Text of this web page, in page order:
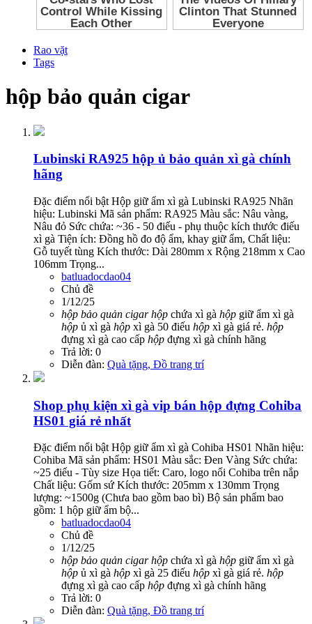
Rao vặt
Tags
hộp bảo quản cigar
Lubinski RA925 hộp ủ bảo quản xì gà chính
hãng
Đặc điểm nổi bật Hộp giữ ẩm xì gà Lubinski RA925 Nhãn
hiệu: Lubinski Mã sản phẩm: RA925 Màu sắc: Nâu vàng,
Nâu đỏ Sức chứa: ~36 - 50 điếu - phụ thuộc kích thước điếu
xì gà Tiện ích: Đồng hồ đo độ ẩm, khay giữ ẩm, Chất liệu:
Gỗ tuyết tùng Kích thước: Dài 280mm x Rộng 218mm x Cao
106mm Trọng...
batluadocdao04
Chủ đề
1/12/25
hộp bảo quản cigar hộp chứa xì gà hộp giữ ẩm xì gà
hộp ủ xì gà hộp xì gà 50 điếu hộp xì gà giá rẻ. hộp
đựng xì gà cao cấp hộp đựng xì gà chính hãng
Trả lời: 0
Diễn đàn: Quà tặng, Đồ trang trí
Shop phụ kiện xì gà vip bán hộp đựng Cohiba
HS01 giá rẻ nhất
Đặc điểm nổi bật Hộp giữ ẩm xì gà Cohiba HS01 Nhãn hiệu:
Cohiba Mã sản phẩm: HS01 Màu sắc: Đen Vàng Sức chứa:
~25 điếu - Tùy size Họa tiết: Caro, logo nổi Cohiba trên nắp
Chất liệu: Gốm sứ Kích thước: 205mm x 130mm Trọng
lượng: ~1500g (Chưa bao gồm bao bì) Bộ sản phẩm bao
gồm: 1 hộp giữ ẩm bộ...
batluadocdao04
Chủ đề
1/12/25
hộp bảo quản cigar hộp chứa xì gà hộp giữ ẩm xì gà
hộp ủ xì gà hộp xì gà 25 điếu hộp xì gà giá rẻ. hộp
đựng xì gà cao cấp hộp đựng xì gà chính hãng
Trả lời: 0
Diễn đàn: Quà tặng, Đồ trang trí